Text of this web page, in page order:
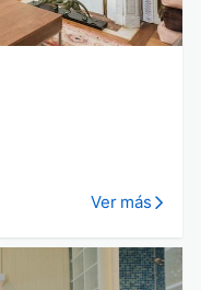
Ver más